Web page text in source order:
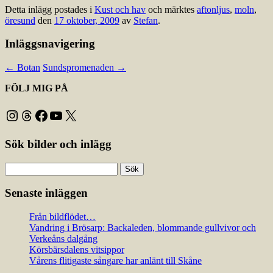
Detta inlägg postades i Kust och hav och märktes aftonljus, moln,
öresund den 17 oktober, 2009 av Stefan.
Inläggsnavigering
← Botan Sundspromenaden →
FÖLJ MIG PÅ
Instagram
Threads
Facebook
YouTube
X
Sök bilder och inlägg
efter:
Senaste inläggen
Från bildflödet…
Vandring i Brösarp: Backaleden, blommande gullvivor och
Verkeåns dalgång
Körsbärsdalens vitsippor
Vårens flitigaste sångare har anlänt till Skåne